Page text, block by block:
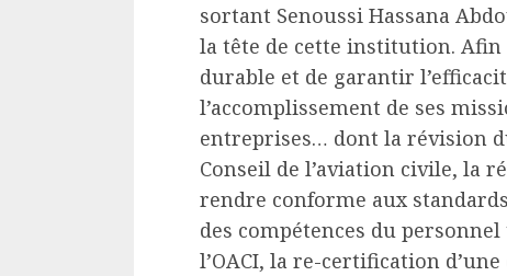
sortant Senoussi Hassana
la tête de cette institution.
durable et de garantir
l’accomplissement de ses
entreprises… dont la révision
Conseil de l’aviation civile, la
rendre conforme aux
des compétences du
l’OACI, la re-certification